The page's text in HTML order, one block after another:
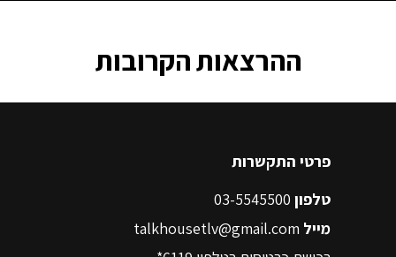
ההרצאות הקרובות
פרטי התקשרות
טלפון
מייל talkhousetlv@gmail.com